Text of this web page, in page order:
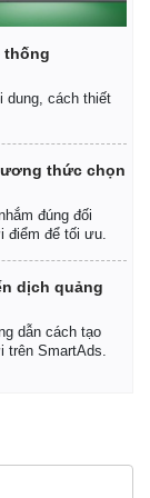
thống
dung, cách thiết
thức chọn
đúng đối
điểm để tối ưu.
dịch quảng
dẫn cách tạo
trên SmartAds.